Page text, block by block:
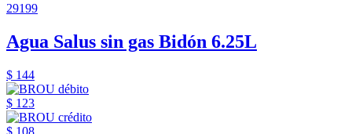
29199
Agua Salus sin gas Bidón 6.25L
$ 144
$ 123
$ 108